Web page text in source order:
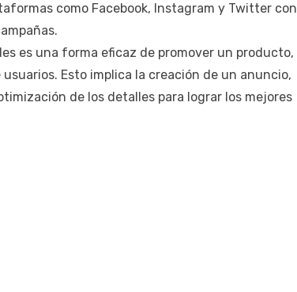
como Facebook, Instagram y Twitter con
es una forma eficaz de promover un producto,
Esto implica la creación de un anuncio,
de los detalles para lograr los mejores